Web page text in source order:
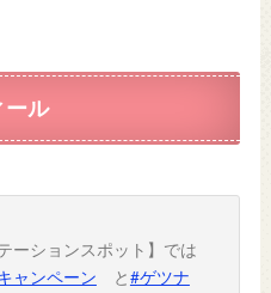
ール
ーションスポット】では
ャンペーン と#ゲツナ